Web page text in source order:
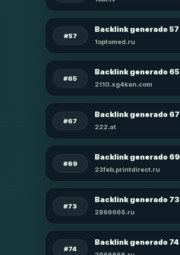
#57
Backlink generado 57
1optomed.ru
#65
Backlink generado 65
2110.xg4ken.com
#67
Backlink generado 67
222.at
#69
Backlink generado 69
23feb.printdirect.ru
#73
Backlink generado 73
2866666.ru
#74
Backlink generado 74